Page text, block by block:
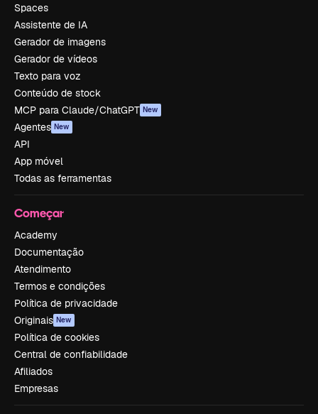
Spaces
Assistente de IA
Gerador de imagens
Gerador de vídeos
Texto para voz
Conteúdo de stock
MCP para Claude/ChatGPT New
Agentes New
API
App móvel
Todas as ferramentas
Começar
Academy
Documentação
Atendimento
Termos e condições
Política de privacidade
Originais New
Política de cookies
Central de confiabilidade
Afiliados
Empresas